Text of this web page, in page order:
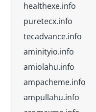
healthexe.info
puretecx.info
tecadvance.info
aminityio.info
amiolahu.info
ampacheme.info
ampullahu.info